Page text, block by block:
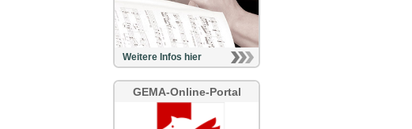
Weitere Infos hier
GEMA-Online-Portal